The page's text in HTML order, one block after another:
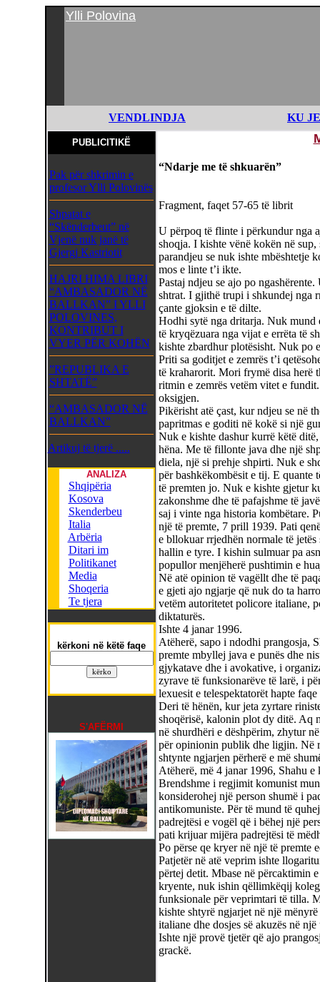
Ylli Polovina
VENDLINDJA KU
PUBLICITIKË
Pak për shkrimin e
profesor Ylli Polovinës
Shpatat e
“Skënderbeut” në
Vjenë nuk janë të
Gjergj Kastriotit
HAJRI HIMA LIBRI
“AMBASADOR NË
BALLKAN” I YLLI
POLOVINES,
KONTRIBUT I
VYER PËR KOHËN
”REPUBLIKA E
SHTATË”
“AMBASADOR NË
BALLKAN”
Artikuj të tjerë .....
ANALIZA
Shqipëria
Kosova
Skenderbeu
Italia
Arbëria
Ditari im
Politikanet
Media
Shoqeria
Te tjera
kërkoni në këtë faqe
S'AFËRMI
“Ndarje me të shkuarën”
Fragment, faqet 57-65 të librit
U përpoq të flinte i përkundur nga
shoqja. I kishte vënë kokën në
parandjeu se nuk ishte mbështetje
mos e linte t’i ikte.
Pastaj ndjeu se ajo po
shtrat. I gjithë trupi i shkundej nga
çante gjoksin e të dilte.
Hodhi sytë nga dritarja. Nuk mund
të kryqëzuara nga vijat e errëta të
kishte zbardhur plotësisht. Nuk po
Priti sa goditjet e zemrës t’i
të kraharorit. Mori frymë disa herë
ritmin e zemrës vetëm vitet e
oksigjen.
Pikërisht atë çast, kur ndjeu se në
papritmas e goditi në kokë si një
Nuk e kishte dashur kurrë këtë
hëna. Me të fillonte java dhe një
diela, një si prehje shpirti. Nuk e
për bashkëkombësit e tij. E quante
të premten jo. Nuk e kishte gjetur
zakonshme dhe të pafajshme të
saj i vinte nga historia kombëtare.
një të premte, 7 prill 1939. Pati
e bllokuar rrjedhën normale të
hallin e tyre. I kishin sulmuar pa
popullor menjëherë pushtimin e
Në atë opinion të vagëllt dhe të
e gjeti ajo ngjarje që nuk do ta
vetëm autoritetet policore italiane,
diktaturës.
Ishte 4 janar 1996.
Atëherë, sapo i ndodhi prangosja,
premte mbyllej java e punës dhe
gjykatave dhe i avokative, i
zyrave të funksionarëve të larë, i
lexuesit e telespektatorët hapte
Deri të hënën, kur jeta zyrtare
shoqërisë, kalonin plot dy ditë. Aq
në shurdhëri e dëshpërim, zhytur
për opinionin publik dhe ligjin. Në
shtynte ngjarjen përherë e më
Atëherë, më 4 janar 1996, Shahu
Brendshme i regjimit komunist
konsiderohej një person shumë i
antikomuniste. Për të mund të
padrejtësi e vogël që i bëhej një
pati krijuar mijëra padrejtësi të
Po përse qe kryer në një të premte
Patjetër në atë veprim ishte
përtej detit. Mbase në përcaktimin
kryente, nuk ishin qëllimkëqij
funksionale për veprimtari të tilla.
kishte shtyrë ngjarjet në një
italiane dhe dosjes së akuzës në një
Ishte një provë tjetër që ajo
grackë.